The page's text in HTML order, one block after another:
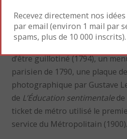
enluminé deLa Vie de saint Eloi
de la ville de Paris de 1656, la
d’être guillotiné (1794), un
parisien de 1790, une plaque
photographique par Gustave
de L’Éducation sentimentalede
ticket de métro utilisé le
service du Métropolitain (1900).
Recevez directement nos
par email (environ 1 mail par
spams, plus de 10 000 inscrits).